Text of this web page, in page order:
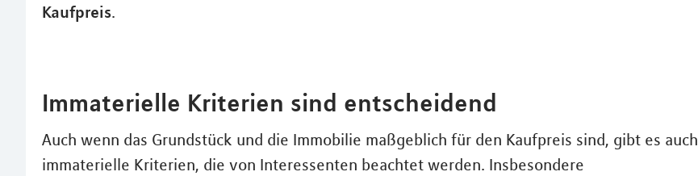
Kaufpreis.
Immaterielle Kriterien sind entscheidend
Auch wenn das Grundstück und die Immobilie maßgeblich für den Kaufpreis sind, gibt es auch
immaterielle Kriterien, die von Interessenten beachtet werden. Insbesondere